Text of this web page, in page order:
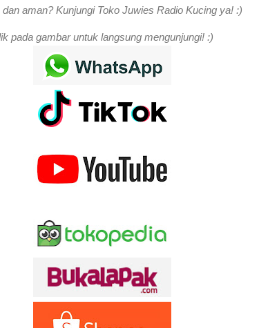
aman? Kunjungi Toko Juwies Radio Kucing ya! :)
pada gambar untuk langsung mengunjungi! :)